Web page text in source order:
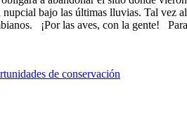
bajo las últimas lluvias. Tal vez
¡Por las aves, con la gente!
de conservación